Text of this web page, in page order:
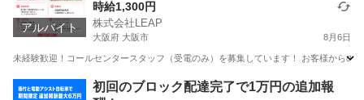
アルバイト
時給1,300円
株式会社LEAP
大阪府 大阪市 8月6日
未経験歓迎！コールセンタースタッフ（受電のみ）を募集しています！ お客様から
受付 スタッフ
初回のブロック配達完了で1万円の追加報